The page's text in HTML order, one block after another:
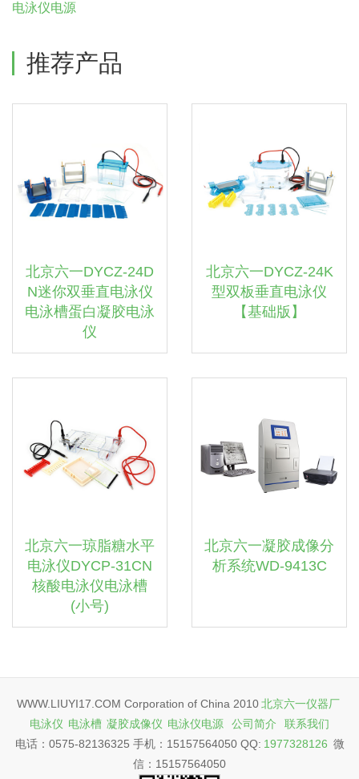
电泳仪电源
推荐产品
北京六一DYCZ-24D
N迷你双垂直电泳仪
电泳槽蛋白凝胶电泳
仪
北京六一DYCZ-24K
型双板垂直电泳仪
【基础版】
北京六一琼脂糖水平
电泳仪DYCP-31CN
核酸电泳仪电泳槽
(小号)
北京六一凝胶成像分
析系统WD-9413C
WWW.LIUYI17.COM Corporation of China 2010北京六一仪器厂
电泳仪 电泳槽 凝胶成像仪 电泳仪电源 公司简介
联系我们
电话：0575-82136325 手机：15157564050 QQ: 1977328126 微
信：15157564050